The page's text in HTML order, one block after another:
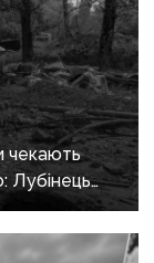
чекають
Лубінець